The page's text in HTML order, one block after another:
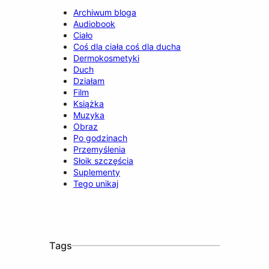
Archiwum bloga
Audiobook
Ciało
Coś dla ciała coś dla ducha
Dermokosmetyki
Duch
Działam
Film
Książka
Muzyka
Obraz
Po godzinach
Przemyślenia
Słoik szczęścia
Suplementy
Tego unikaj
Tags